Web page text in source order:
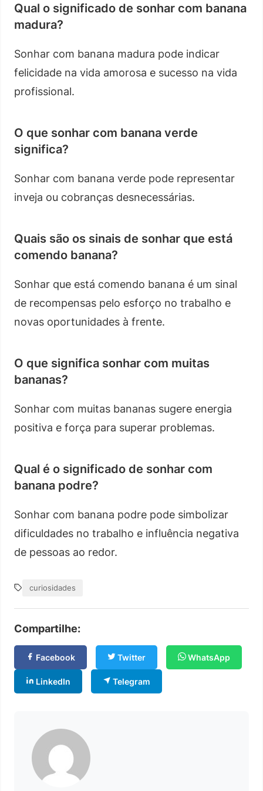
Qual o significado de sonhar com banana
madura?
Sonhar com banana madura pode indicar
felicidade na vida amorosa e sucesso na vida
profissional.
O que sonhar com banana verde
significa?
Sonhar com banana verde pode representar
inveja ou cobranças desnecessárias.
Quais são os sinais de sonhar que está
comendo banana?
Sonhar que está comendo banana é um sinal
de recompensas pelo esforço no trabalho e
novas oportunidades à frente.
O que significa sonhar com muitas
bananas?
Sonhar com muitas bananas sugere energia
positiva e força para superar problemas.
Qual é o significado de sonhar com
banana podre?
Sonhar com banana podre pode simbolizar
dificuldades no trabalho e influência negativa
de pessoas ao redor.
curiosidades
Compartilhe:
Facebook Twitter WhatsApp
LinkedIn Telegram